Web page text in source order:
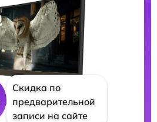
Скидка по
предварительной
записи на сайте